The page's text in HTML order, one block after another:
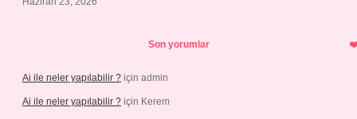
Son yorumlar
Ai ile neler yapılabilir ? için admin
Ai ile neler yapılabilir ? için Kerem